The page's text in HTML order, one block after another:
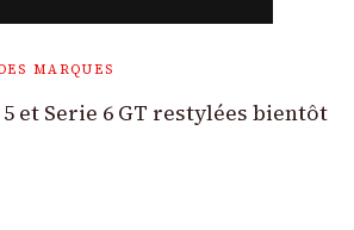
MARQUES
5 et Serie 6 GT restylées bientôt